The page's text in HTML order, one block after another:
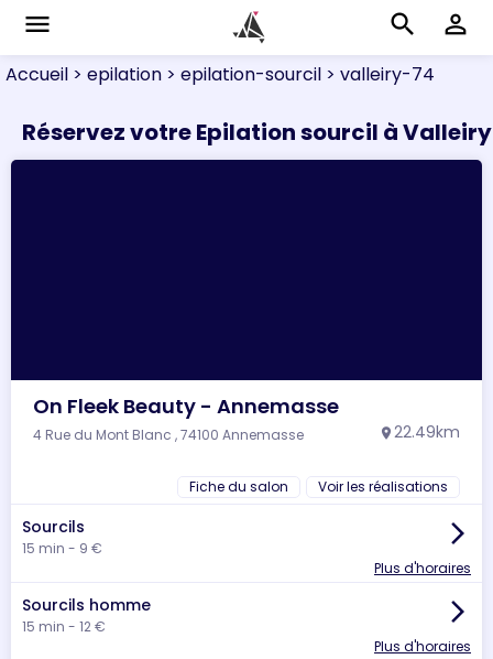
menu search perm_identity
Accueil > epilation > epilation-sourcil > valleiry-74
Réservez votre Epilation sourcil à Valleiry
On Fleek Beauty - Annemasse
4 Rue du Mont Blanc , 74100 Annemasse location_on 22.49km
Fiche du salon Voir les réalisations
Sourcils
15 min - 9 €
arrow_forward_ios
Plus d'horaires
Sourcils homme
15 min - 12 €
arrow_forward_ios
Plus d'horaires